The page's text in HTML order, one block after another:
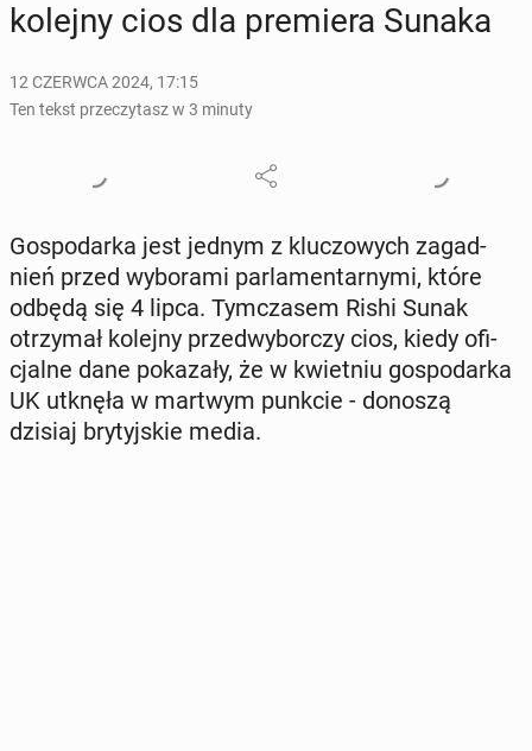
kolejny cios dla pre­mie­ra Sunaka
12 CZERWCA 2024, 17:15
Ten tekst przeczytasz w 3 minuty
Go­spo­dar­ka jest jednym z klu­czo­wych za­gad­
nień przed wy­bo­ra­mi par­la­men­tar­ny­mi, które
odbędą się 4 lipca. Tym­cza­sem Rishi Sunak
otrzy­mał kolejny przed­wy­bor­czy cios, kiedy ofi­
cjal­ne dane po­ka­za­ły, że w kwiet­niu go­spo­dar­ka
UK utknęła w martwym punkcie - donoszą
dzisiaj bry­tyj­skie media.